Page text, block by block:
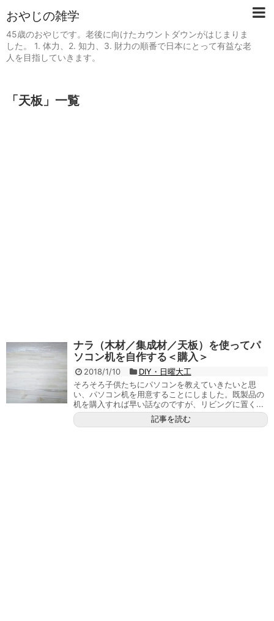
おやじの雑学
45歳のおやじです。老後に向けたカウントダウンがはじまりま
した。 1. 体力、2. 知力、3. 財力の順番で日本にとって有益な老
人を目指していきます。
「天板 」 一覧
ナラ（木材／集成材／天板）を使ってパ
ソコン机を自作する＜購入＞
2018/1/10
DIY・日曜大工
そろそろ子供たちにパソコンを教えていきたいと思
い、パソコン机を用意することにしました。既製品の
机を購入すれば早い話なのですが、リビングに置く...
記事を読む